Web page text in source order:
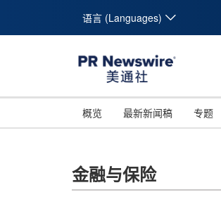
语言 (Languages)
概览 最新新闻稿 专题
金融与保险